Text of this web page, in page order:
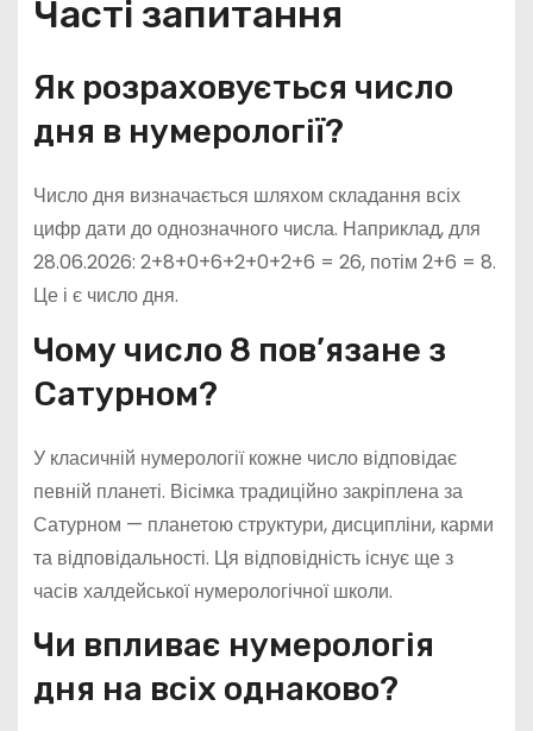
Часті запитання
Як розраховується число
дня в нумерології?
Число дня визначається шляхом складання всіх
цифр дати до однозначного числа. Наприклад, для
28.06.2026: 2+8+0+6+2+0+2+6 = 26, потім 2+6 = 8.
Це і є число дня.
Чому число 8 пов’язане з
Сатурном?
У класичній нумерології кожне число відповідає
певній планеті. Вісімка традиційно закріплена за
Сатурном — планетою структури, дисципліни, карми
та відповідальності. Ця відповідність існує ще з
часів халдейської нумерологічної школи.
Чи впливає нумерологія
дня на всіх однаково?